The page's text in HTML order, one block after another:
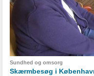
Sundhed og omsorg
Skærmbesøg i